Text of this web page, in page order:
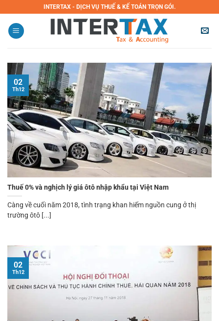
nội
INTERTAX - DỊCH VỤ THUẾ & KẾ TOÁN TRỌN GÓI.
Thuế 0% và nghịch lý giá ôtô nhập khẩu tại Việt Nam
Càng về cuối năm 2018, tình trạng khan hiếm nguồn cung ở thị
trường ôtô [...]
02
Th12
02
Th12